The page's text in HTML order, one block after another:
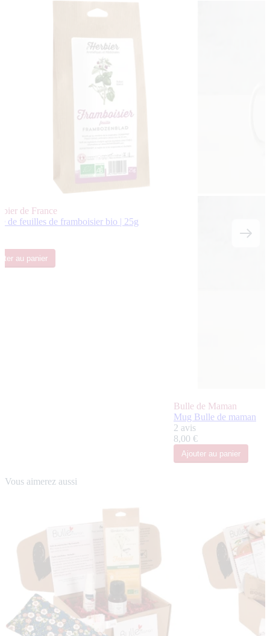
de France
de feuilles de framboisier bio | 25g
au panier
Bulle de Maman
Mug Bulle de maman
2 avis
8,00 €
Ajouter au panier
Vous aimerez aussi